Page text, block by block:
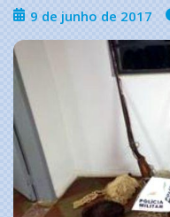
9 de junho de 2017